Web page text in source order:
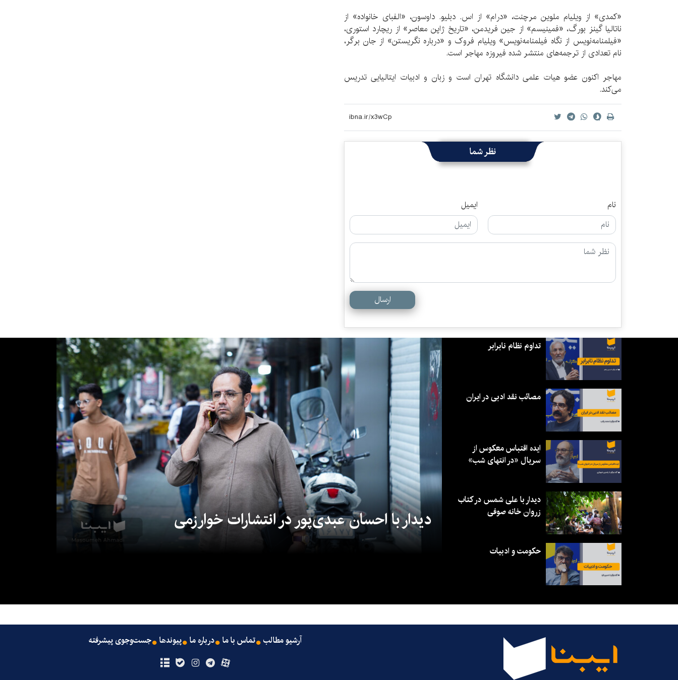
«کمدی» از ویلیام ملوین مرچنت، «درام» از اس. دبليو. داوسون، «الفبای خانواده» از
ناتالیا گینز بورگ، «فمینیسم» از جین فریدمن، «تاریخ ژاپن معاصر» از ریچارد استوری،
«فیلمنامه‌نویس از نگاه فیلمنامه‌نویس» ویلیام فروک و «درباره نگریستن» از جان برگر،
نام تعدادی از ترجمه‌های منتشر شده فیروزه مهاجر است.
مهاجر اکنون عضو هیات علمی دانشگاه تهران است و زبان و ادبیات ایتالیایی تدریس
می‌کند.
نظر شما
نام ایمیل
ارسال
دیدار با احسان عبدی‌پور در انتشارات خوارزمی
تداوم نظام نابرابر
مصائب نقد ادبی در ایران
ایده اقتباس معکوس از
سریال «در انتهای شب»
دیدار با علی شمس در کتاب
زروان خانه صوفی
حکومت و ادبیات
آرشیو مطالب تماس با ما درباره ما پیوندها جست‌وجوی پیشرفته